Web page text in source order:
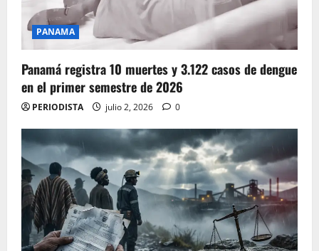
PANAMA
Panamá registra 10 muertes y 3.122 casos de dengue
en el primer semestre de 2026
PERIODISTA julio 2, 2026 0